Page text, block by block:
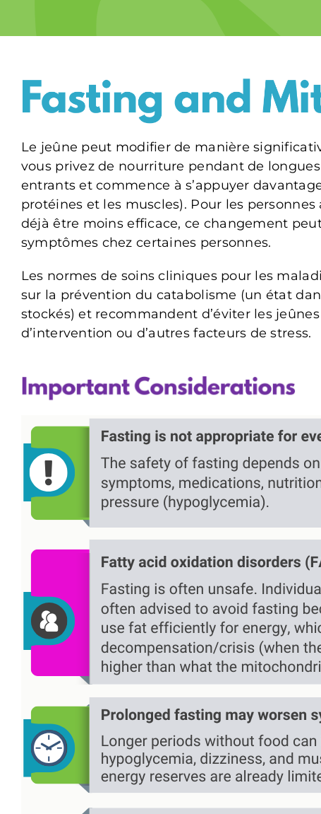
Le jeûne peut modifier de manière
vous privez de nourriture pendant de
entrants et commence à s’appuyer
protéines et les muscles). Pour les
déjà être moins efficace, ce changement
symptômes chez certaines personnes.
Les normes de soins cliniques pour les
sur la prévention du catabolisme (un état
stockés) et recommandent d’éviter les
d’intervention ou d’autres facteurs de stress.